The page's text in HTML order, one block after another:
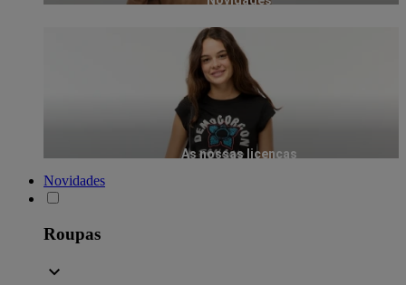
As nossas licenças
Novidades
Roupas